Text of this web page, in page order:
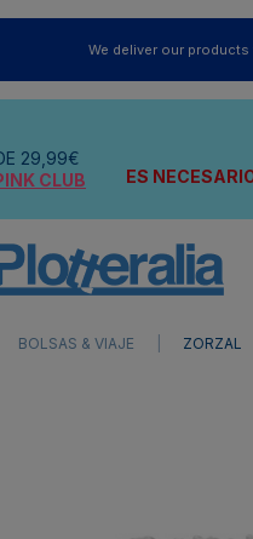
We deliver our
29,99€
CLUB
ES
BOLSAS & VIAJE ZORZAL